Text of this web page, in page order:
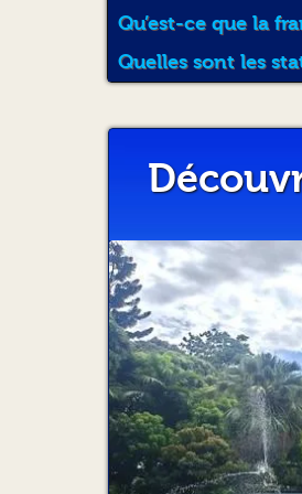
Qu’est-ce que la
Quelles sont les